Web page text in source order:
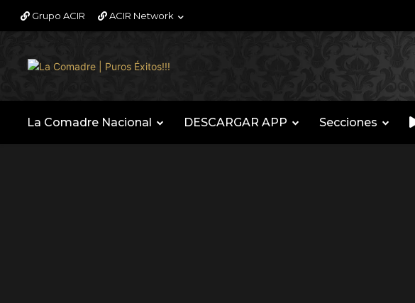
Grupo ACIR ACIR Network
La Comadre Nacional DESCARGAR APP Secciones